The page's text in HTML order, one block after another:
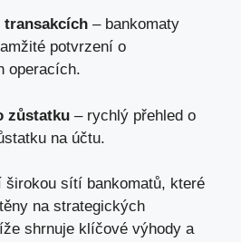
transakcích – bankomaty
potvrzení o
‍operacích.
zůstatku ‍– rychlý přehled⁢ o
na účtu.
širokou sítí bankomatů, které
na strategických
shrnuje klíčové výhody‌ a‌